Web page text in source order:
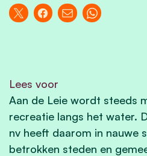
Lees voor
Aan de Leie wordt steeds
recreatie langs het water.
nv heeft daarom in nauwe
betrokken steden en